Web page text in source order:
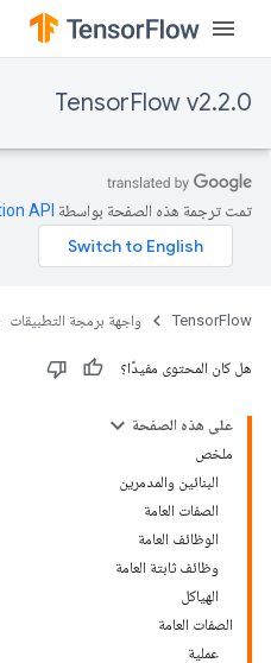
TensorFlow v2.2.0
تمت ترجمة هذه الصفحة بواسطة API‏
TensorFlow واجهة برمجة التطبيقات
هل كان المحتوى مفيدًا؟
على هذه الصفحة
ملخص
البنائين والمدمرين
الصفات العامة
الوظائف العامة
وظائف ثابتة العامة
الهياكل
الصفات العامة
عملية